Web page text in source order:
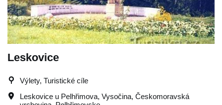
Leskovice
Výlety, Turistické cíle
Leskovice u Pelhřimova, Vysočina, Českomoravská